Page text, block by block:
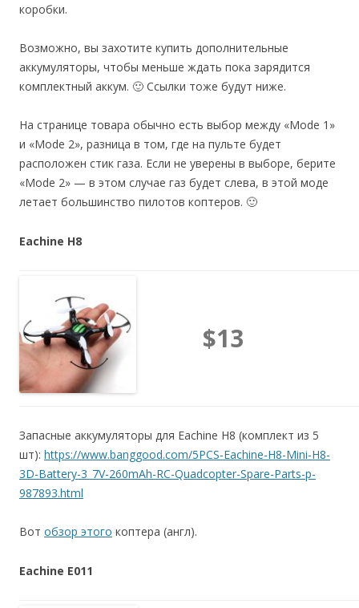
коробки.
Возможно, вы захотите купить дополнительные
аккумуляторы, чтобы меньше ждать пока зарядится
комплектный аккум. 🙂 Ссылки тоже будут ниже.
На странице товара обычно есть выбор между «Mode 1»
и «Mode 2», разница в том, где на пульте будет
расположен стик газа. Если не уверены в выборе, берите
«Mode 2» — в этом случае газ будет слева, в этой моде
летает большинство пилотов коптеров. 🙂
Eachine H8
$13
Запасные аккумуляторы для Eachine H8 (комплект из 5
шт): https://www.banggood.com/5PCS-Eachine-H8-Mini-H8-
3D-Battery-3_7V-260mAh-RC-Quadcopter-Spare-Parts-p-
987893.html
Вот обзор этого коптера (англ).
Eachine E011